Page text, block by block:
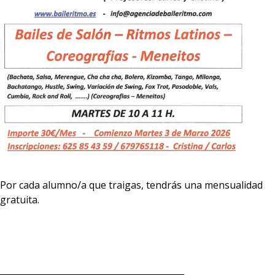
Por cada alumno/a que traigas, tendrás una mensualidad
gratuita.